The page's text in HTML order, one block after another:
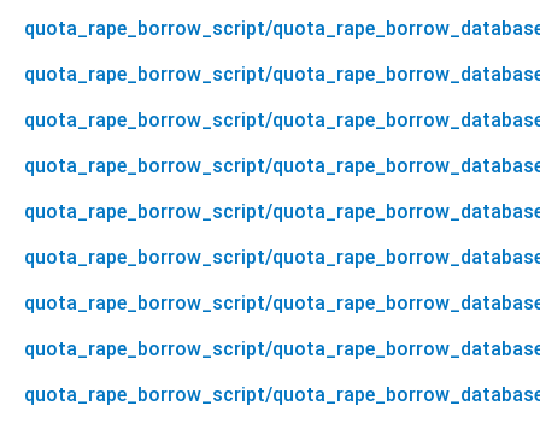
quota_rape_borrow_script/
quota_rape_borrow_script/
quota_rape_borrow_script/
quota_rape_borrow_script/
quota_rape_borrow_script/
quota_rape_borrow_script/
quota_rape_borrow_script/
quota_rape_borrow_script/
quota_rape_borrow_script/